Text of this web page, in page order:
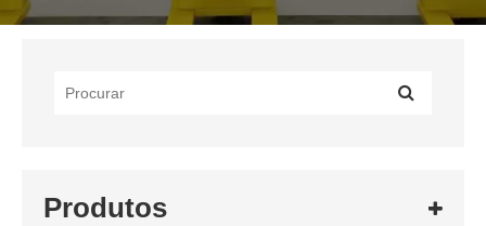
Produtos